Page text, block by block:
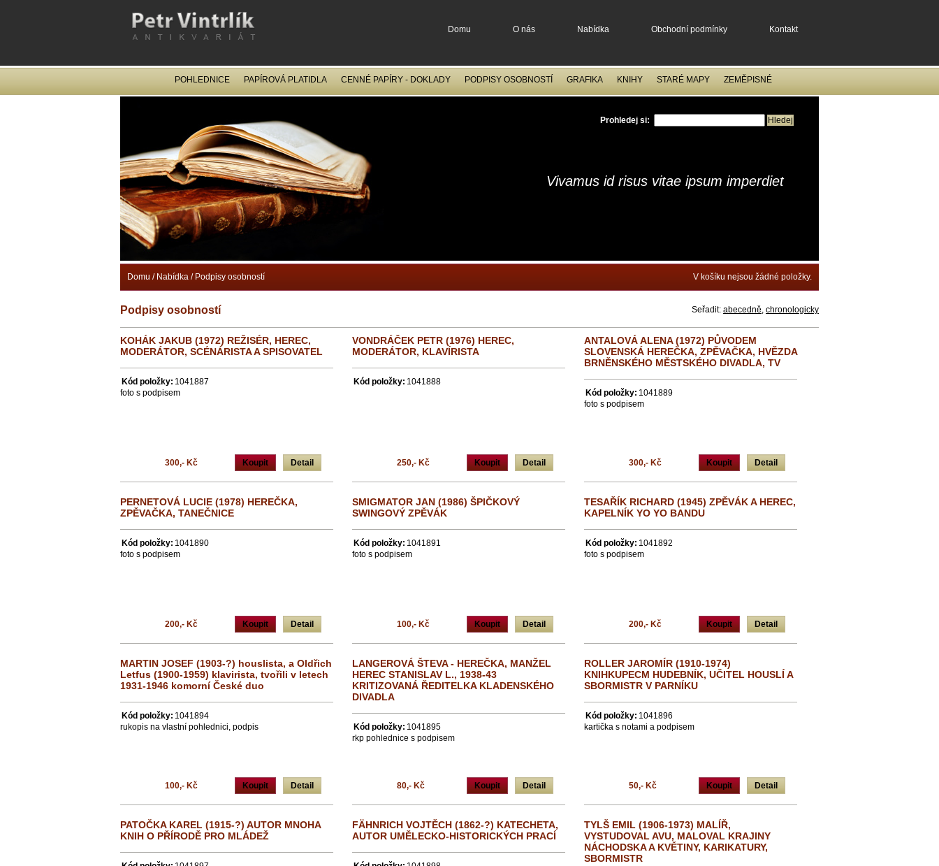
Podpisy osobností Seřadit: abecedně, chronologicky
KOHÁK JAKUB (1972) REŽISÉR, HEREC,
MODERÁTOR, SCÉNÁRISTA A SPISOVATEL
Kód položky: 1041887
foto s podpisem
Koupit Detail
300,- Kč
VONDRÁČEK PETR (1976) HEREC,
MODERÁTOR, KLAVÍRISTA
Kód položky: 1041888
Koupit Detail
250,- Kč
ANTALOVÁ ALENA (1972) PŮVODEM
SLOVENSKÁ HEREČKA, ZPĚVAČKA, HVĚZDA
BRNĚNSKÉHO MĚSTSKÉHO DIVADLA, TV
Kód položky: 1041889
foto s podpisem
Koupit Detail
300,- Kč
PERNETOVÁ LUCIE (1978) HEREČKA,
ZPĚVAČKA, TANEČNICE
Kód položky: 1041890
foto s podpisem
Koupit Detail
200,- Kč
SMIGMATOR JAN (1986) ŠPIČKOVÝ
SWINGOVÝ ZPĚVÁK
Kód položky: 1041891
foto s podpisem
Koupit Detail
100,- Kč
TESAŘÍK RICHARD (1945) ZPĚVÁK A HEREC,
KAPELNÍK YO YO BANDU
Kód položky: 1041892
foto s podpisem
Koupit Detail
200,- Kč
MARTIN JOSEF (1903-?) houslista, a Oldřich
Letfus (1900-1959) klavirista, tvořili v letech
1931-1946 komorní České duo
Kód položky: 1041894
rukopis na vlastní pohlednici, podpis
Koupit Detail
100,- Kč
LANGEROVÁ ŠTEVA - HEREČKA, MANŽEL
HEREC STANISLAV L., 1938-43
KRITIZOVANÁ ŘEDITELKA KLADENSKÉHO
DIVADLA
Kód položky: 1041895
rkp pohlednice s podpisem
Koupit Detail
80,- Kč
ROLLER JAROMÍR (1910-1974)
KNIHKUPECM HUDEBNÍK, UČITEL HOUSLÍ A
SBORMISTR V PARNÍKU
Kód položky: 1041896
kartička s notami a podpisem
Koupit Detail
50,- Kč
PATOČKA KAREL (1915-?) AUTOR MNOHA
KNIH O PŘÍRODĚ PRO MLÁDEŽ
FÄHNRICH VOJTĚCH (1862-?) KATECHETA,
AUTOR UMĚLECKO-HISTORICKÝCH PRACÍ
TYLŠ EMIL (1906-1973) MALÍŘ,
VYSTUDOVAL AVU, MALOVAL KRAJINY
NÁCHODSKA A KVĚTINY, KARIKATURY,
SBORMISTR
Domu O nás Nabídka Obchodní podmínky Kontakt
POHLEDNICE PAPÍROVÁ PLATIDLA CENNÉ PAPÍRY - DOKLADY PODPISY OSOBNOSTÍ GRAFIKA KNIHY STARÉ MAPY ZEMĚPISNÉ
Vivamus id risus vitae ipsum imperdiet
Prohledej si:
V košíku nejsou žádné položky.
Domu / Nabídka / Podpisy osobností